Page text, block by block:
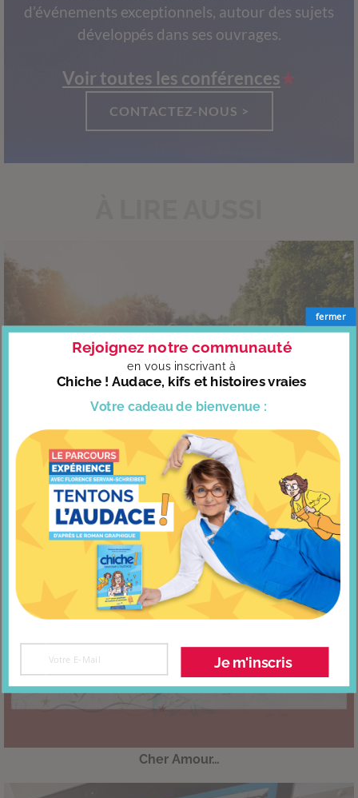
d’événements exceptionnels, autour des sujets
développés dans ses ouvrages.
Voir toutes les conférences
CONTACTEZ-NOUS >
Un cours d’amitié, ça existe ?
Cher Amour…
Votre cadeaude bienvenue :
Rejoignez notre communauté
en vous inscrivant à
Chiche ! Audace, kifs et histoires vraies
Je m'inscris
fermer